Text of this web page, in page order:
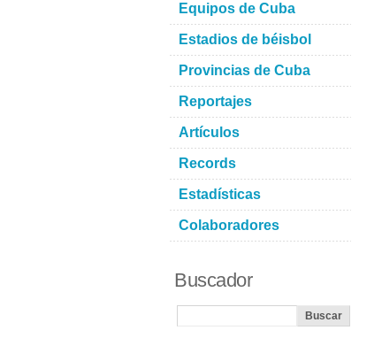
Equipos de Cuba
Estadios de béisbol
Provincias de Cuba
Reportajes
Artículos
Records
Estadísticas
Colaboradores
Buscador